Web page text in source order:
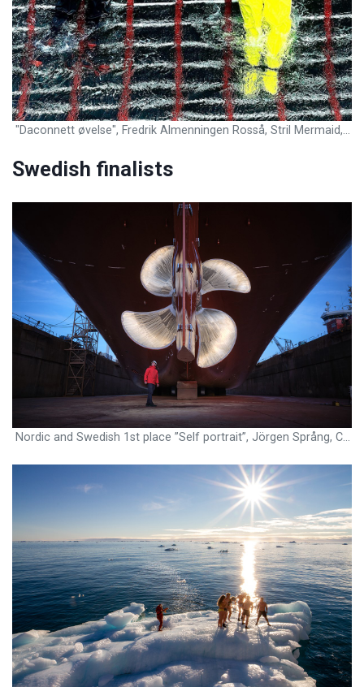
"Daconnett øvelse", Fredrik Almenningen Rosså, Stril Mermaid, Norway
Swedish finalists
Nordic and Swedish 1st place ”Self portrait”, Jörgen Språng, Cook, Bit Viking, Sweden